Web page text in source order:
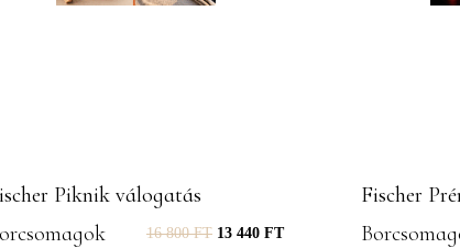
Piknik válogatás
16 800FT 13 440 FT
Fischer